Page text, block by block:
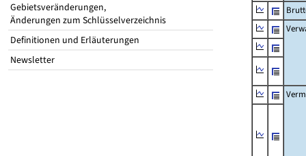
Gebietsveränderungen,
Änderungen zum Schlüsselverzeichnis
Definitionen und Erläuterungen
Newsletter